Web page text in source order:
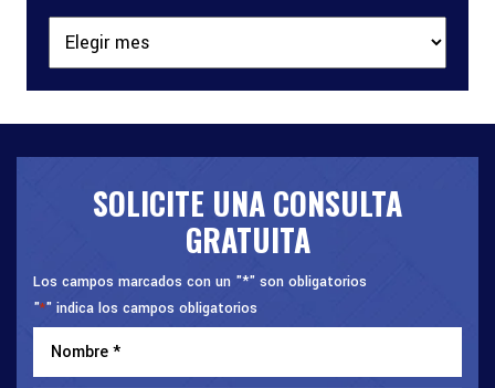
SOLICITE UNA CONSULTA
GRATUITA
Los campos marcados con un "*" son obligatorios
"*" indica los campos obligatorios